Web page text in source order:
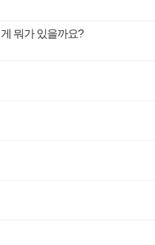
뭐가 있을까요?